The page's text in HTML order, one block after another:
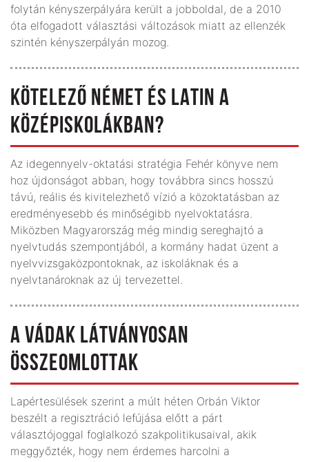
folytán kényszerpályára került a jobboldal, de a 2010
óta elfogadott választási változások miatt az ellenzék
szintén kényszerpályán mozog.
KÖTELEZŐ NÉMET ÉS LATIN A
KÖZÉPISKOLÁKBAN?
Az idegennyelv-oktatási stratégia Fehér könyve nem
hoz újdonságot abban, hogy továbbra sincs hosszú
távú, reális és kivitelezhető vízió a köz­oktatásban az
eredményesebb és minőségibb nyelvoktatásra.
Miközben Magyarország még mindig sereghajtó a
nyelvtudás szempontjából, a kormány hadat üzent a
nyelvvizsga­köz­pon­toknak, az iskoláknak és a
nyelvtanároknak az új tervezettel.
A VÁDAK LÁTVÁNYOSAN
ÖSSZEOMLOTTAK
Lapértesülések szerint a múlt héten Orbán Viktor
beszélt a regisztráció lefújása előtt a párt
választójoggal foglalkozó szakpolitikusaival, akik
meggyőzték, hogy nem érdemes harcolni a